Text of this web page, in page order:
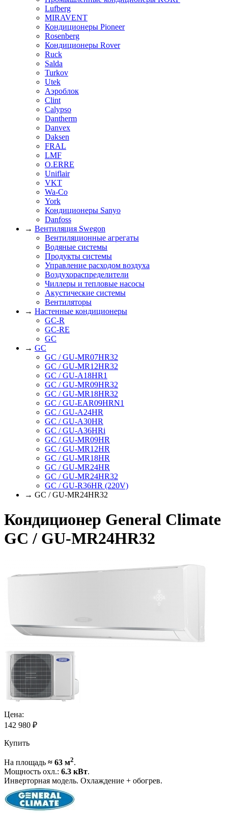
Lufberg
MIRAVENT
Кондиционеры Pioneer
Rosenberg
Кондиционеры Rover
Ruck
Salda
Turkov
Utek
Аэроблок
Clint
Calypso
Dantherm
Danvex
Daksen
FRAL
LMF
O.ERRE
Uniflair
VKT
Wa-Co
York
Кондиционеры Sanyo
Danfoss
→ Вентиляция Swegon
Вентиляционные агрегаты
Водяные системы
Продукты системы
Управление расходом воздуха
Воздухораспределители
Чиллеры и тепловые насосы
Акустические системы
Вентиляторы
→ Настенные кондиционеры
GC-R
GC-RE
GC
→ GC
GC / GU-MR07HR32
GC / GU-MR12HR32
GC / GU-A18HR1
GC / GU-MR09HR32
GC / GU-MR18HR32
GC / GU-EAR09HRN1
GC / GU-A24HR
GC / GU-A30HR
GC / GU-A36HRi
GC / GU-MR09HR
GC / GU-MR12HR
GC / GU-MR18HR
GC / GU-MR24HR
GC / GU-MR24HR32
GC / GU-R36HR (220V)
→ GC / GU-MR24HR32
Кондиционер General Climate
GC / GU-MR24HR32
Цена:
142 980 ₽
Купить
На площадь ≈ 63 м2.
Мощность охл.: 6.3 кВт.
Инверторная модель. Охлаждение + обогрев.